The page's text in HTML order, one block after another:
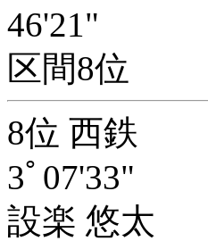
46'21"
区間8位
8位 西鉄
3ﾟ07'33"
設楽 悠太